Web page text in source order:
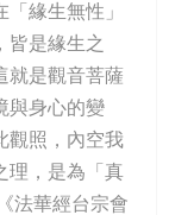
緣生無性」
皆是緣生之
就是觀音菩薩
與身心的變
觀照，內空我
理，是為「真
法華經台宗會